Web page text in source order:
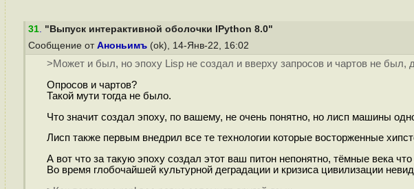
31. "Выпуск интерактивной оболочки IPython 8.0"
Сообщение от Аноньимъ (ok), 14-Янв-22, 16:02
>Может и был, но эпоху Lisp не создал и вверху запросов и чартов не был,
Опросов и чартов?
Такой мути тогда не было.
Что значит создал эпоху, по вашему, не очень понятно, но лисп машины
Лисп также первым внедрил все те технологии которые восторженные
А вот что за такую эпоху создал этот ваш питон непонятно, тёмные века
Во время глобочайшей культурной деградации и кризиса цивилизации